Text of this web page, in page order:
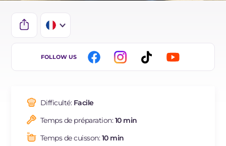
IT
ES
BR
NL
FOLLOW US
Difficulté: Facile
Temps de préparation:10 min
Temps de cuisson:10 min